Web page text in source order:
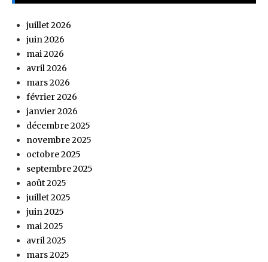
juillet 2026
juin 2026
mai 2026
avril 2026
mars 2026
février 2026
janvier 2026
décembre 2025
novembre 2025
octobre 2025
septembre 2025
août 2025
juillet 2025
juin 2025
mai 2025
avril 2025
mars 2025